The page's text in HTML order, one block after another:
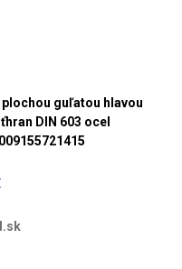
plochou guľatou hlavou
DIN 603 ocel